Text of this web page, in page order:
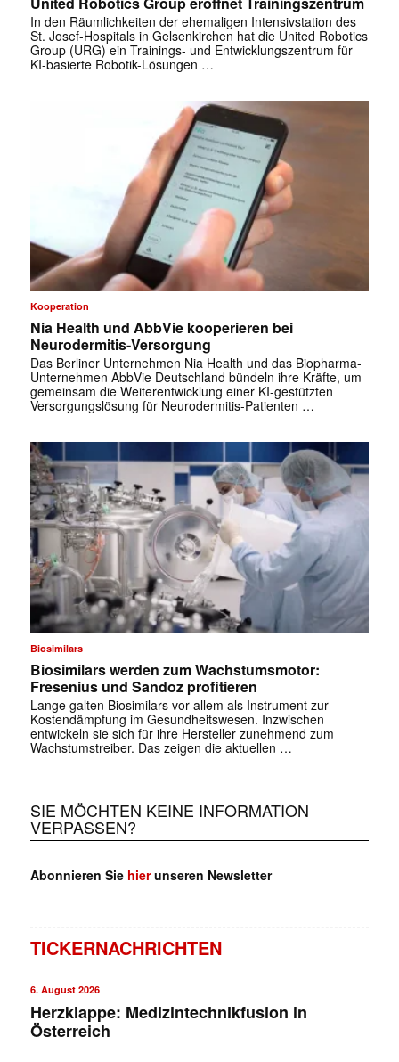
✕
In den Räumlichkeiten der ehemaligen Intensivstation des
St. Josef-Hospitals in Gelsenkirchen hat die United Robotics
Group (URG) ein Trainings- und Entwicklungszentrum für
KI-basierte Robotik-Lösungen …
Kooperation
Nia Health und AbbVie kooperieren bei
Neurodermitis-Versorgung
Das Berliner Unternehmen Nia Health und das Biopharma-
Unternehmen AbbVie Deutschland bündeln ihre Kräfte, um
gemeinsam die Weiterentwicklung einer KI-gestützten
Versorgungslösung für Neurodermitis-Patienten …
Biosimilars
Biosimilars werden zum Wachstumsmotor:
Fresenius und Sandoz profitieren
Lange galten Biosimilars vor allem als Instrument zur
Kostendämpfung im Gesundheitswesen. Inzwischen
entwickeln sie sich für ihre Hersteller zunehmend zum
Wachstumstreiber. Das zeigen die aktuellen …
SIE MÖCHTEN KEINE INFORMATION
VERPASSEN?
Abonnieren Sie hierunseren Newsletter
TICKERNACHRICHTEN
6. August 2026
Herzklappe: Medizintechnikfusion in
Österreich